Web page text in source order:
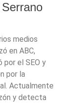
medios
en ABC,
por el SEO y
por la
Actualmente
y detecta